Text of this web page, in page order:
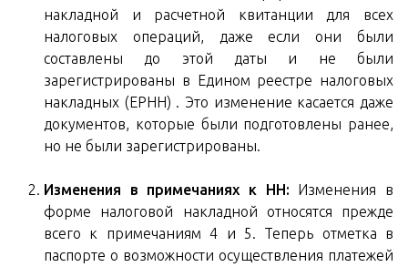
накладной и расчетной квитанции для всех
налоговых операций, даже если они были
составлены до этой даты и не были
зарегистрированы в Едином реестре налоговых
накладных (ЕРНН) . Это изменение касается даже
документов, которые были подготовлены ранее,
но не были зарегистрированы.
Изменения в примечаниях к НН: Изменения в
форме налоговой накладной относятся прежде
всего к примечаниям 4 и 5. Теперь отметка в
паспорте о возможности осуществления платежей